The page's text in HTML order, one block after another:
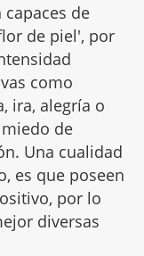
de
de piel', por
como
ira, alegría o
de
Una cualidad
es que poseen
por lo
diversas